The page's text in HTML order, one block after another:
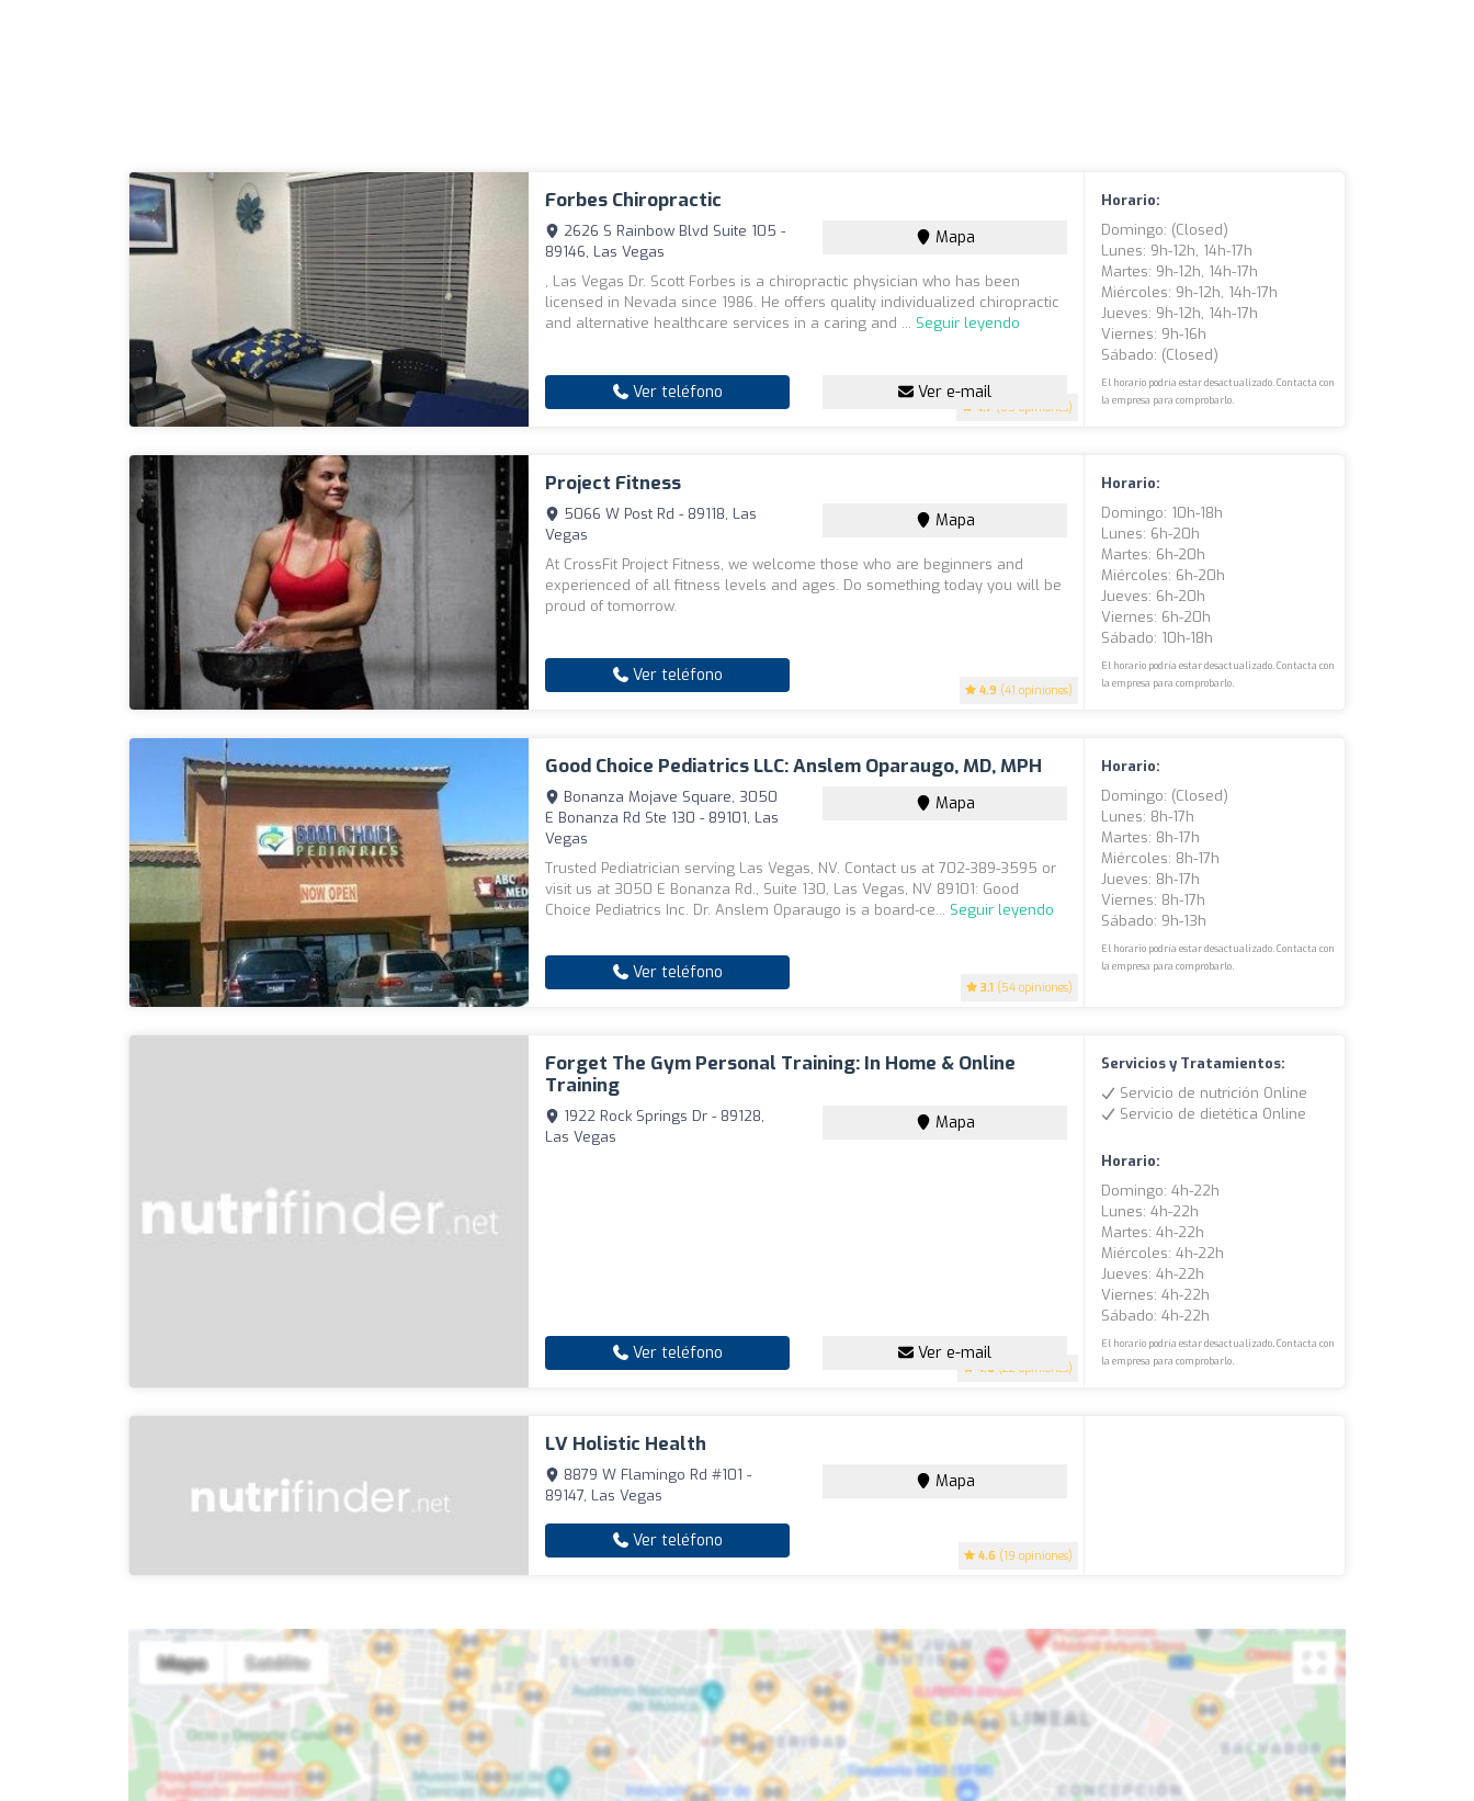
Forbes Chiropractic
4.7 (65 opiniones)
2626 S Rainbow Blvd Suite 105 -
89146, Las Vegas
Mapa
, Las Vegas Dr. Scott Forbes is a chiropractic physician who has been
licensed in Nevada since 1986. He offers quality individualized chiropractic
and alternative healthcare services in a caring and ... Seguir leyendo
Ver teléfono Ver e-mail
Horario:
Domingo: (closed)
Lunes: 9h-12h, 14h-17h
Martes: 9h-12h, 14h-17h
Miércoles: 9h-12h, 14h-17h
Jueves: 9h-12h, 14h-17h
Viernes: 9h-16h
Sábado: (closed)
El horario podría estar desactualizado. Contacta con
la empresa para comprobarlo.
Project Fitness
4.9 (41 opiniones)
5066 W Post Rd - 89118, Las
Vegas
Mapa
At CrossFit Project Fitness, we welcome those who are beginners and
experienced of all fitness levels and ages. Do something today you will be
proud of tomorrow.
Ver teléfono
Horario:
Domingo: 10h-18h
Lunes: 6h-20h
Martes: 6h-20h
Miércoles: 6h-20h
Jueves: 6h-20h
Viernes: 6h-20h
Sábado: 10h-18h
El horario podría estar desactualizado. Contacta con
la empresa para comprobarlo.
Good Choice Pediatrics LLC: Anslem Oparaugo, MD, MPH
3.1 (54 opiniones)
Bonanza Mojave Square, 3050
E Bonanza Rd Ste 130 - 89101, Las
Vegas
Mapa
Trusted Pediatrician serving Las Vegas, NV. Contact us at 702-389-3595 or
visit us at 3050 E Bonanza Rd., Suite 130, Las Vegas, NV 89101: Good
Choice Pediatrics Inc. Dr. Anslem Oparaugo is a board-ce... Seguir leyendo
Ver teléfono
Horario:
Domingo: (closed)
Lunes: 8h-17h
Martes: 8h-17h
Miércoles: 8h-17h
Jueves: 8h-17h
Viernes: 8h-17h
Sábado: 9h-13h
El horario podría estar desactualizado. Contacta con
la empresa para comprobarlo.
Forget The Gym Personal Training: In Home & Online
Training
4.6 (22 opiniones)
1922 Rock Springs Dr - 89128,
Las Vegas
Mapa
Ver teléfono Ver e-mail
Servicios y Tratamientos:
Servicio de nutrición Online
Servicio de dietética Online
Horario:
Domingo: 4h-22h
Lunes: 4h-22h
Martes: 4h-22h
Miércoles: 4h-22h
Jueves: 4h-22h
Viernes: 4h-22h
Sábado: 4h-22h
El horario podría estar desactualizado. Contacta con
la empresa para comprobarlo.
LV Holistic Health
4.6 (19 opiniones)
8879 W Flamingo Rd #101 -
89147, Las Vegas
Mapa
Ver teléfono